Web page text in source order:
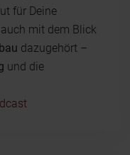
für Deine
auch mit dem Blick
dazugehört –
und die